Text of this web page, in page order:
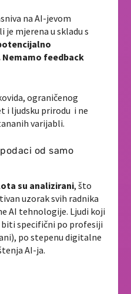
na AI-jevom
je mjerena u skladu s
feedback
ograničenog
i ljudsku prirodu i ne
varijabli.
od samo
su analizirani, što
uzorak svih radnika
AI tehnologije. Ljudi koji
specifični po profesiji
po stepenu digitalne
AI-ja.